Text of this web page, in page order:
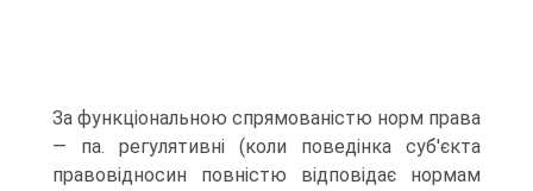
За функціональною спрямованістю норм права
— па. регулятивні (коли поведінка суб'єкта
правовідносин повністю відповідає нормам